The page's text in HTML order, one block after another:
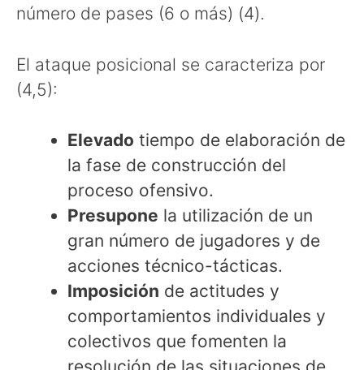
número de pases (6 o más) (4).
El ataque posicional se caracteriza por
(4,5):
Elevado tiempo de elaboración de
la fase de construcción del
proceso ofensivo.
Presupone la utilización de un
gran número de jugadores y de
acciones técnico-tácticas.
Imposición de actitudes y
comportamientos individuales y
colectivos que fomenten la